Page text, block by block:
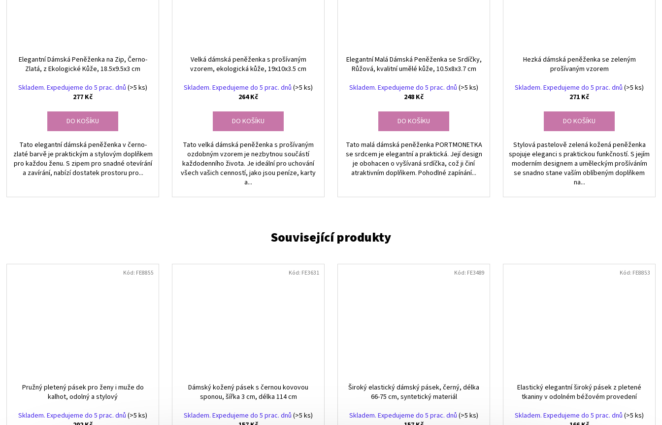
Elegantní Dámská Peněženka na Zip, Černo-
Zlatá, z Ekologické Kůže, 18.5x9.5x3 cm
Skladem. Expedujeme do 5 prac. dnů (>5 ks)
277 Kč
DO KOŠÍKU
Tato elegantní dámská peněženka v černo-
zlaté barvě je praktickým a stylovým doplňkem
pro každou ženu. S zipem pro snadné otevírání
a zavírání, nabízí dostatek prostoru pro...
Velká dámská peněženka s prošívaným
vzorem, ekologická kůže, 19x10x3.5 cm
Skladem. Expedujeme do 5 prac. dnů (>5 ks)
264 Kč
DO KOŠÍKU
Tato velká dámská peněženka s prošívaným
ozdobným vzorem je nezbytnou součástí
každodenního života. Je ideální pro uchování
všech vašich cenností, jako jsou peníze, karty
a...
Elegantní Malá Dámská Peněženka se Srdíčky,
Růžová, kvalitní umělé kůže, 10.5x8x3.7 cm
Skladem. Expedujeme do 5 prac. dnů (>5 ks)
248 Kč
DO KOŠÍKU
Tato malá dámská peněženka PORTMONETKA
se srdcem je elegantní a praktická. Její design
je obohacen o vyšívaná srdíčka, což ji činí
atraktivním doplňkem. Pohodlné zapínání...
Hezká dámská peněženka se zeleným
prošívaným vzorem
Skladem. Expedujeme do 5 prac. dnů (>5 ks)
271 Kč
DO KOŠÍKU
Stylová pastelově zelená kožená peněženka
spojuje eleganci s praktickou funkčností. S jejím
moderním designem a uměleckým prošíváním
se snadno stane vaším oblíbeným doplňkem
na...
Pružný pletený pásek pro ženy i muže do
kalhot, odolný a stylový
Skladem. Expedujeme do 5 prac. dnů (>5 ks)
Kód: FE8855
Dámský kožený pásek s černou kovovou
sponou, šířka 3 cm, délka 114 cm
Skladem. Expedujeme do 5 prac. dnů (>5 ks)
Kód: FE3631
Široký elastický dámský pásek, černý, délka
66-75 cm, syntetický materiál
Skladem. Expedujeme do 5 prac. dnů (>5 ks)
Kód: FE3489
Elastický elegantní široký pásek z pletené
tkaniny v odolném béžovém provedení
Skladem. Expedujeme do 5 prac. dnů (>5 ks)
Kód: FE8853